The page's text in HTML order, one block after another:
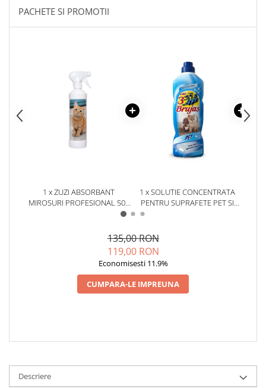
PACHETE SI PROMOTII
1 x ZUZI ABSORBANT
MIROSURI PROFESIONAL 500
1 x SOLUTIE CONCENTRATA
PENTRU SUPRAFETE PET SI
LOCUINTE CU ANIMALE DE
135,00 RON
119,00 RON
Economisesti 11.9%
CUMPARA-LE IMPREUNA
Descriere